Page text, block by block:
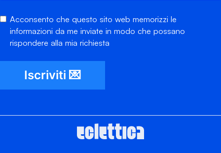
Acconsento che questo sito web memorizzi le
informazioni da me inviate in modo che possano
rispondere alla mia richiesta
Iscriviti 💌